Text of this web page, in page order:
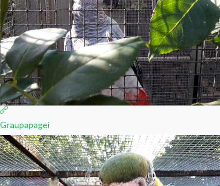
Graupapagei